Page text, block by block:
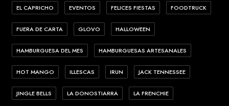
EL CAPRICHO EVENTOS FELICES FIESTAS FOODTRUCK
FUERA DE CARTA GLOVO HALLOWEEN
HAMBURGUESA DEL MES HAMBURGUESAS ARTESANALES
HOT MANGO ILLESCAS IRUN JACK TENNESSEE
JINGLE BELLS LA DONOSTIARRA LA FRENCHIE